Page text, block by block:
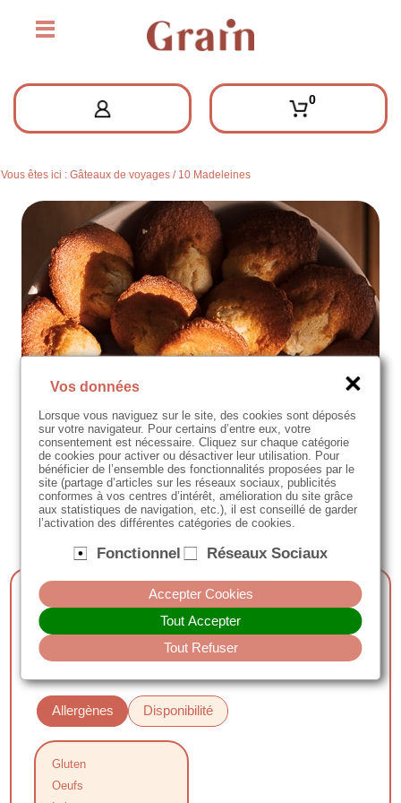
0
Vous êtes ici :Gâteaux de voyages / 10 Madeleines
10 Madeleines
Allergènes Disponibilité
Gluten
Oeufs
Commencer ma commande
Vos données
Lorsque vous naviguez sur le site, des cookies sont déposés
sur votre navigateur. Pour certains d’entre eux, votre
consentement est nécessaire. Cliquez sur chaque catégorie
de cookies pour activer ou désactiver leur utilisation. Pour
bénéficier de l’ensemble des fonctionnalités proposées par le
site (partage d’articles sur les réseaux sociaux, publicités
conformes à vos centres d’intérêt, amélioration du site grâce
aux statistiques de navigation, etc.), il est conseillé de garder
l’activation des différentes catégories de cookies.
Fonctionnel Réseaux Sociaux
Accepter Cookies
Tout Accepter
Tout Refuser